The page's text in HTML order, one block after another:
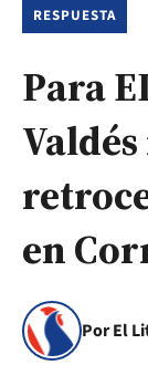
RESPUESTA
Para
en
Por El